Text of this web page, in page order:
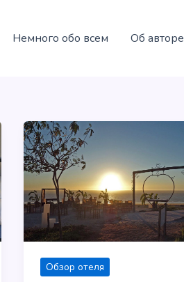
Немного обо всем Об авторе
Обзор отеля